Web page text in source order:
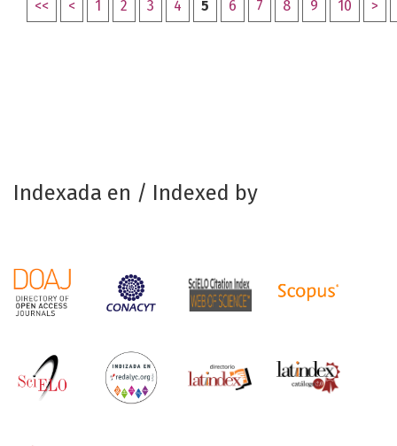
<< < 1 2 3 4 5 6 7 8 9 10 >
Indexada en / Indexed by